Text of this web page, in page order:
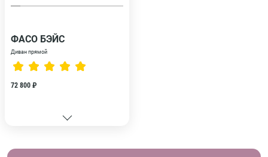
ФАСО БЭЙС
Диван прямой
72 800 ₽